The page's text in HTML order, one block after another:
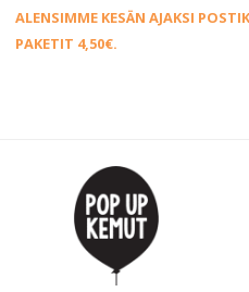
ALENSIMME KESÄN AJAKSI
PAKETIT 4,50€.